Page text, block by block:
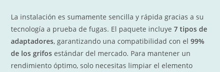
La instalación es sumamente sencilla y rápida gracias a su
tecnología a prueba de fugas. El paquete incluye7 tipos de
adaptadores, garantizando una compatibilidad con el99%
de los grifos estándar del mercado. Para mantener un
rendimiento óptimo, solo necesitas limpiar el elemento